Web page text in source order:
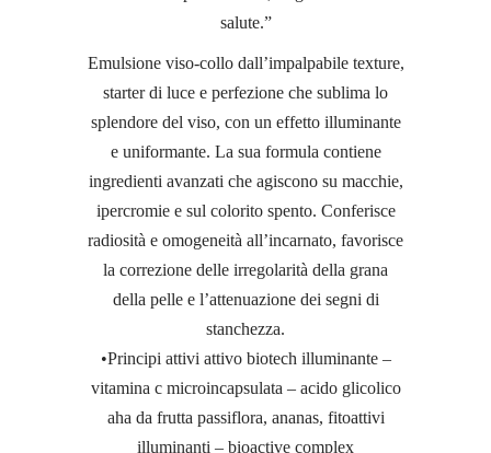
salute.”
Emulsione viso-collo dall’impalpabile texture,
starter di luce e perfezione che sublima lo
splendore del viso, con un effetto illuminante
e uniformante. La sua formula contiene
ingredienti avanzati che agiscono su macchie,
ipercromie e sul colorito spento. Conferisce
radiosità e omogeneità all’incarnato, favorisce
la correzione delle irregolarità della grana
della pelle e l’attenuazione dei segni di
stanchezza.
•Principi attivi attivo biotech illuminante –
vitamina c microincapsulata – acido glicolico
aha da frutta passiflora, ananas, fitoattivi
illuminanti – bioactive complex